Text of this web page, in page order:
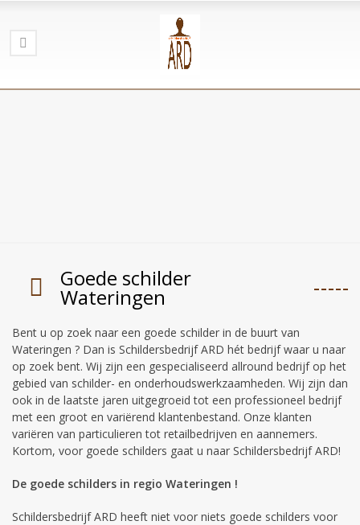
Goede schilder
Wateringen
Bent u op zoek naar een goede schilder in de buurt van
Wateringen ? Dan is Schildersbedrijf ARD hét bedrijf waar u naar
op zoek bent. Wij zijn een gespecialiseerd allround bedrijf op het
gebied van schilder- en onderhoudswerkzaamheden. Wij zijn dan
ook in de laatste jaren uitgegroeid tot een professioneel bedrijf
met een groot en variërend klantenbestand. Onze klanten
variëren van particulieren tot retailbedrijven en aannemers.
Kortom, voor goede schilders gaat u naar Schildersbedrijf ARD!
De goede schilders in regio Wateringen !
Schildersbedrijf ARD heeft niet voor niets goede schilders voor